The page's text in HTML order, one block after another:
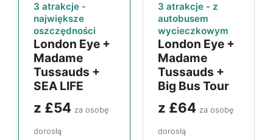
3 atrakcje -
największe
oszczędności
London Eye +
Madame
Tussauds +
SEA LIFE
z £54 za osobę
dorosłą
3 atrakcje - z
autobusem
wycieczkowym
London Eye +
Madame
Tussauds +
Big Bus Tour
z £64 za osobę
dorosłą